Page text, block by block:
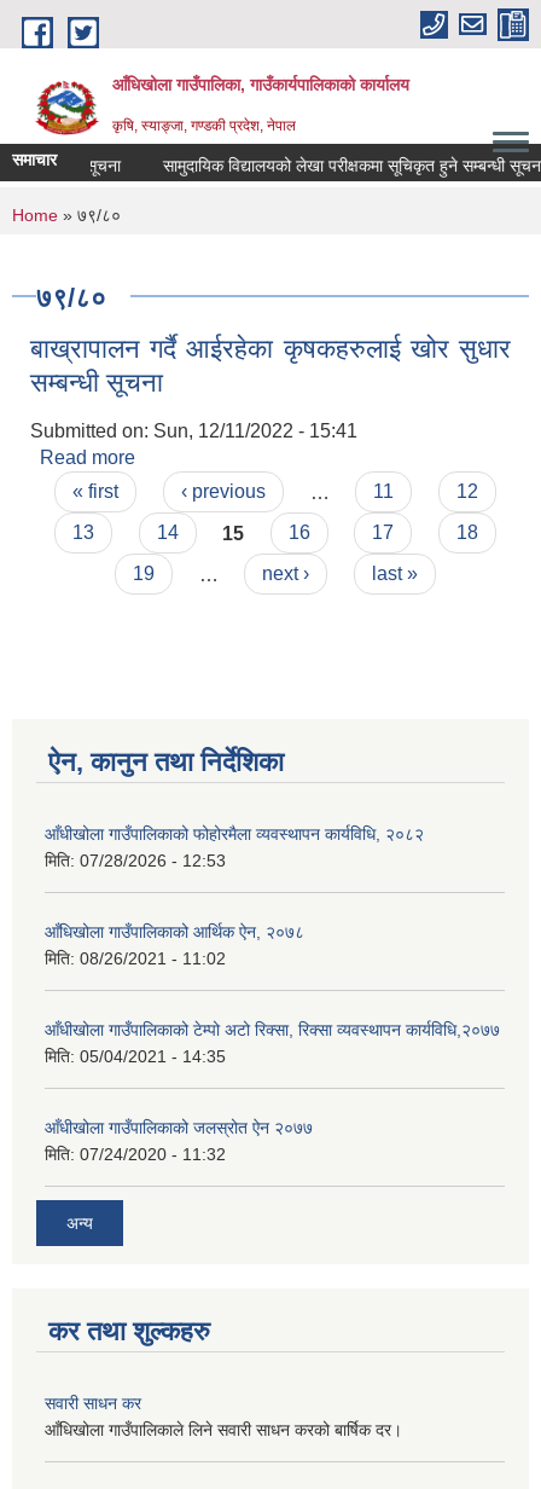
Skip to main content
आँधिखोला गाउँपालिका, गाउँकार्यपालिकाको कार्यालय
कृषि, स्याङ्जा, गण्डकी प्रदेश, नेपाल
समाचार
सम्बन्धी सूचना सामुदायिक विद्यालयको लेखा परीक्षकमा सूचिकृत हुने सम्बन्धी सूचना
You are here
Home » ७९/८०
७९/८०
बाख्रापालन गर्दै आईरहेका कृषकहरुलाई खोर सुधार
सम्बन्धी सूचना
Submitted on: Sun, 12/11/2022 - 15:41
Read more
सम्बन्धी सूचना
Pages
« first ‹ previous 11
12
13
14 15 16 17
18
19
next › last »
ऐन, कानुन तथा निर्देशिका
आँधीखोला गाउँपालिकाको फोहोरमैला व्यवस्थापन कार्यविधि, २०८२
मिति: 07/28/2026 - 12:53
आँधिखोला गाउँपालिकाको आर्थिक ऐन, २०७८
मिति: 08/26/2021 - 11:02
आँधीखोला गाउँपालिकाको टेम्पो अटो रिक्सा, रिक्सा व्यवस्थापन कार्यविधि,२०७७
मिति: 05/04/2021 - 14:35
आँधीखोला गाउँपालिकाको जलस्रोत ऐन २०७७
मिति: 07/24/2020 - 11:32
अन्य
कर तथा शुल्कहरु
सवारी साधन कर
आँधिखोला गाउँपालिकाले लिने सवारी साधन करको बार्षिक दर।